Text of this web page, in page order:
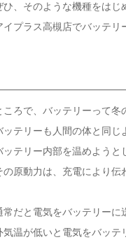
ひ、そのような機種をはじ
イプラス高槻店でバッテリ
ころで、バッテリーって冬
ッテリーも人間の体と同じ
ッテリー内部を温めようと
の原動力は、充電により伝
常だと電気をバッテリーに
気温が低いと電気をバッテ